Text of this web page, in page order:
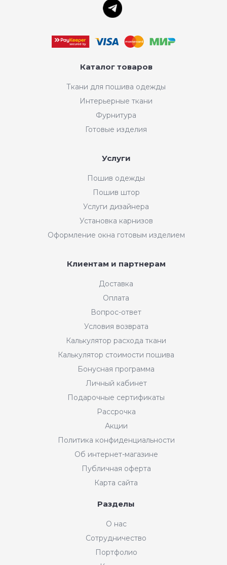
Интернет-магазин "Мир
Добрый день! Готовы Вам
помочь. Напишите нам, если у
Каталог товаров
Ткани для пошива одежды
Интерьерные ткани
Фурнитура
Готовые изделия
Услуги
Пошив одежды
Пошив штор
Услуги дизайнера
Установка карнизов
Оформление окна готовым изделием
Клиентам и партнерам
Доставка
Оплата
Вопрос-ответ
Условия возврата
Калькулятор расхода ткани
Калькулятор стоимости пошива
Бонусная программа
Личный кабинет
Подарочные сертификаты
Рассрочка
Акции
Политика конфиденциальности
Об интернет-магазине
Публичная оферта
Карта сайта
Разделы
О нас
Сотрудничество
Портфолио